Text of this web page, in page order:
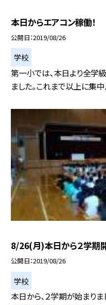
本日からエアコン稼働！
公開日 2019/08/26
学校
第一小では、本日より全学
ました。これまで以上に集
8/26(月)本日から２学期
公開日 2019/08/26
学校
本日から、２学期が始まり